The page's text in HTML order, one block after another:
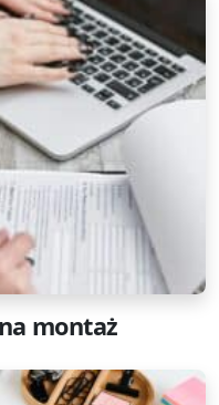
montaż